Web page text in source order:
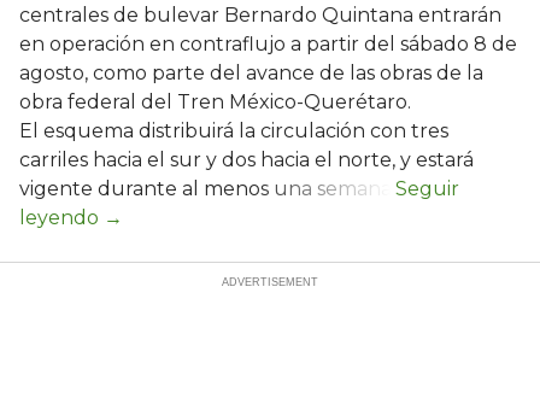
centrales de bulevar Bernardo Quintana entrarán
en operación en contraflujo a partir del sábado 8 de
agosto, como parte del avance de las obras de la
obra federal del Tren México-Querétaro.
El esquema distribuirá la circulación con tres
carriles hacia el sur y dos hacia el norte, y estará
vigente durante al menos una semana.